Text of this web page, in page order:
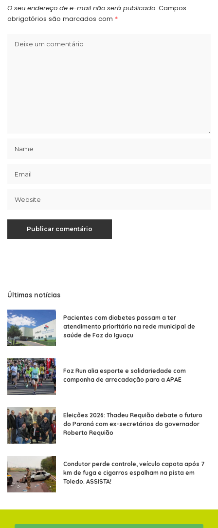
O seu endereço de e-mail não será publicado. Campos
obrigatórios são marcados com *
Últimas notícias
Pacientes com diabetes passam a ter
atendimento prioritário na rede municipal de
saúde de Foz do Iguaçu
Foz Run alia esporte e solidariedade com
campanha de arrecadação para a APAE
Eleições 2026: Thadeu Requião debate o futuro
do Paraná com ex-secretários do governador
Roberto Requião
Condutor perde controle, veículo capota após 7
km de fuga e cigarros espalham na pista em
Toledo. ASSISTA!